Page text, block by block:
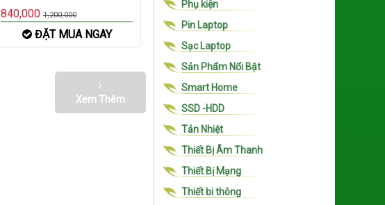
840,000 1,200,000
ĐẶT MUA NGAY
Xem Thêm
Phụ kiện
Pin Laptop
Sạc Laptop
Sản Phẩm Nổi Bật
Smart Home
SSD -HDD
Tản Nhiệt
Thiết Bị Âm Thanh
Thiết Bị Mạng
Thiết bi thông